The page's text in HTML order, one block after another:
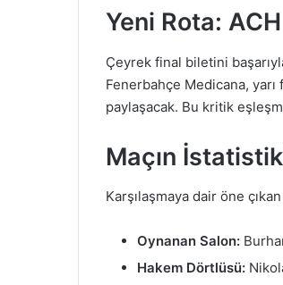
Yeni Rota:
Çeyrek final biletini
Fenerbahçe Medicana,
paylaşacak. Bu kritik
Maçın
Karşılaşmaya dair öne
Oynanan Salon:
Hakem Dörtlüsü: